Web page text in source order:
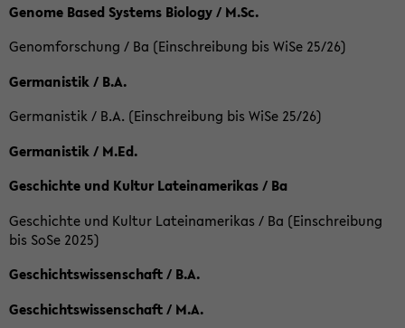
Genome Based Systems Biology / M.Sc.
Genomforschung / Ba (Einschreibung bis WiSe 25/26)
Germanistik / B.A.
Germanistik / B.A. (Einschreibung bis WiSe 25/26)
Germanistik / M.Ed.
Geschichte und Kultur Lateinamerikas / Ba
Geschichte und Kultur Lateinamerikas / Ba (Einschreibung
bis SoSe 2025)
Geschichtswissenschaft / B.A.
Geschichtswissenschaft / M.A.